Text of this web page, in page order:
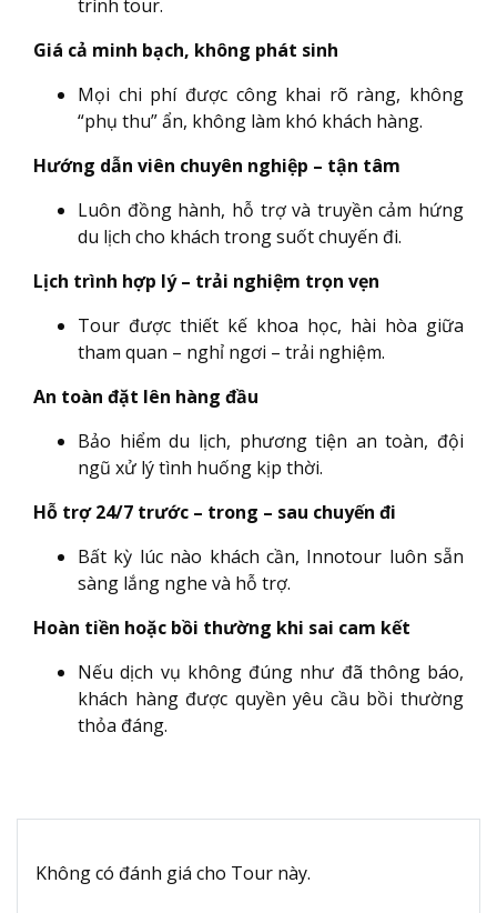
trình tour.
Giá cả minh bạch, không phát sinh
Mọi chi phí được công khai rõ ràng, không
“phụ thu” ẩn, không làm khó khách hàng.
Hướng dẫn viên chuyên nghiệp – tận tâm
Luôn đồng hành, hỗ trợ và truyền cảm hứng
du lịch cho khách trong suốt chuyến đi.
Lịch trình hợp lý – trải nghiệm trọn vẹn
Tour được thiết kế khoa học, hài hòa giữa
tham quan – nghỉ ngơi – trải nghiệm.
An toàn đặt lên hàng đầu
Bảo hiểm du lịch, phương tiện an toàn, đội
ngũ xử lý tình huống kịp thời.
Hỗ trợ 24/7 trước – trong – sau chuyến đi
Bất kỳ lúc nào khách cần, Innotour luôn sẵn
sàng lắng nghe và hỗ trợ.
Hoàn tiền hoặc bồi thường khi sai cam kết
Nếu dịch vụ không đúng như đã thông báo,
khách hàng được quyền yêu cầu bồi thường
thỏa đáng.
Không có đánh giá cho Tour này.